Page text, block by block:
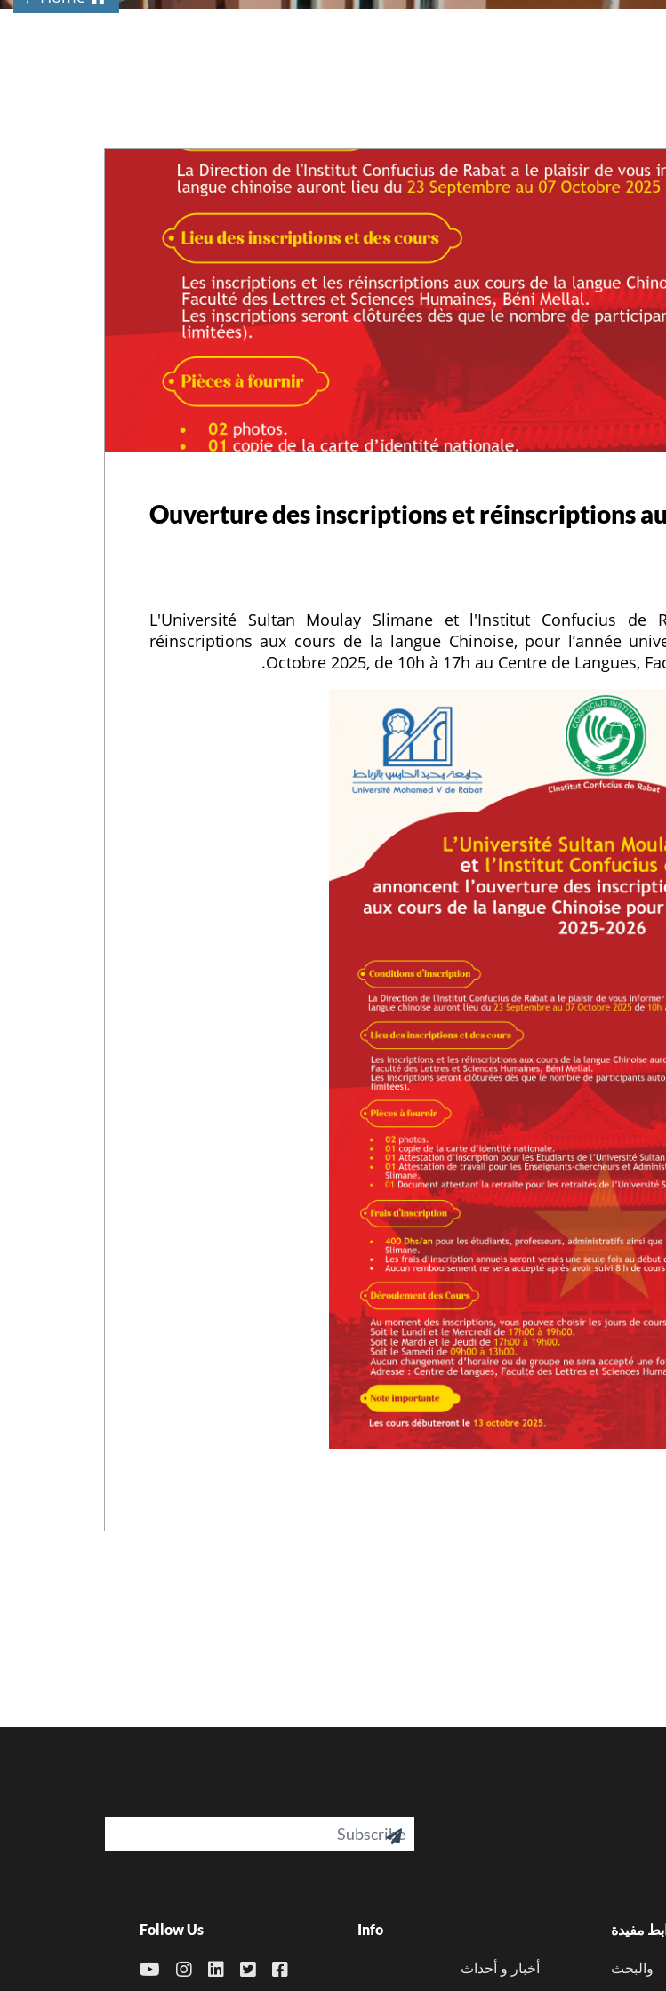
Ouverture des inscriptions et réinscriptions
L'Université Sultan Moulay Slimane et l'Institut Confucius de
réinscriptions aux cours de la langue Chinoise, pour l’année
Octobre 2025, de 10h à 17h au Centre de Langues,

مفيدة
والبحث
Info
أخبار و أحداث
Follow Us